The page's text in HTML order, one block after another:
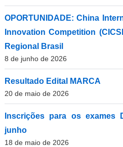
OPORTUNIDADE: China
Innovation Competition
Regional Brasil
8 de junho de 2026
Resultado Edital MARCA
20 de maio de 2026
Inscrições para os exames
junho
18 de maio de 2026